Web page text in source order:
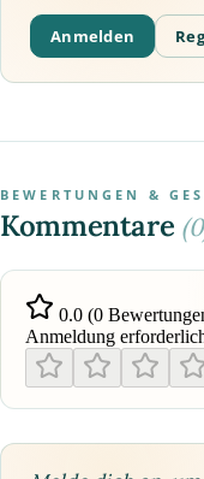
Anmelden
BEWERTUNGEN &
Kommentare
0.0 (0
Anmeldung